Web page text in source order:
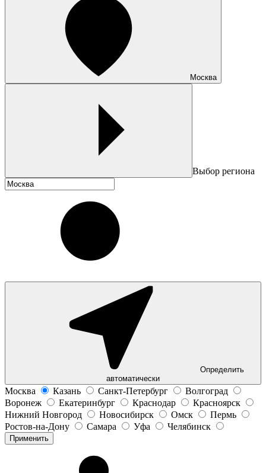
Москва
Выбор региона
Определить
автоматически
Москва Казань Санкт-Петербург
Волгоград
Воронеж
Екатеринбург Краснодар
Красноярск
Нижний Новгород
Новосибирск Омск
Пермь
Ростов-на-Дону
Самара Уфа Челябинск
Применить